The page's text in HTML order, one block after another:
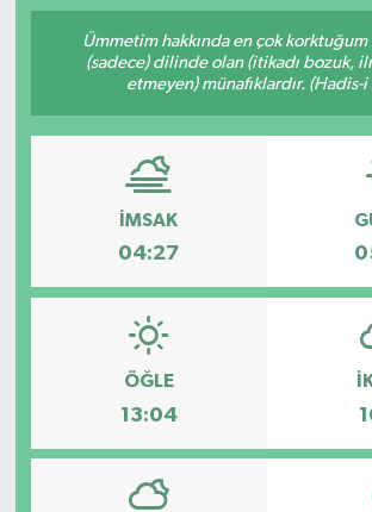
Ümmetim hakkında en çok
(sadece) dilinde olan (itikadı bozuk,
etmeyen) münafıklardır. (Hadis-i
İMSAK
04:27
ÖĞLE
13:04